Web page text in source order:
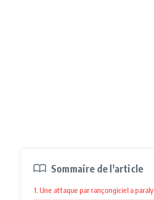
Sommaire de l'article
1. Une attaque par rançongiciel a